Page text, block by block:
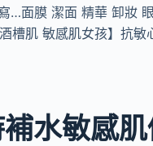
…面膜 潔面 精華 卸妝
槽肌 敏感肌女孩】抗敏
水敏感